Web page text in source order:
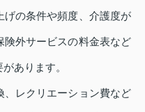
の条件や頻度、介護度が
険外サービスの料金表など
あります。
、レクリエーション費など